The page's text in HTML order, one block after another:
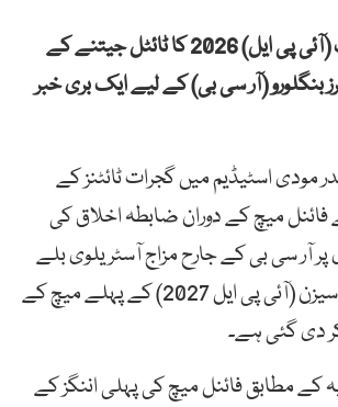
انڈین پریمیئر لیگ (آئی پی ایل) 2026 کا ٹائٹل جیتنے کے
بنگلورو (آر سی بی) کے لیے ایک بری خبر
مودی اسٹیڈیم میں گجرات ٹائٹنز کے
میچ کے دوران ضابطہ اخلاق کی
آر سی بی کے جارح مزاج آسٹریلوی بلے
باز ٹم ڈیوڈ پر اگلے سیزن (آئی پی ایل 2027) کے پہلے میچ کے
دی گئی ہے۔
کے مطابق فائنل میچ کی پہلی اننگز کے